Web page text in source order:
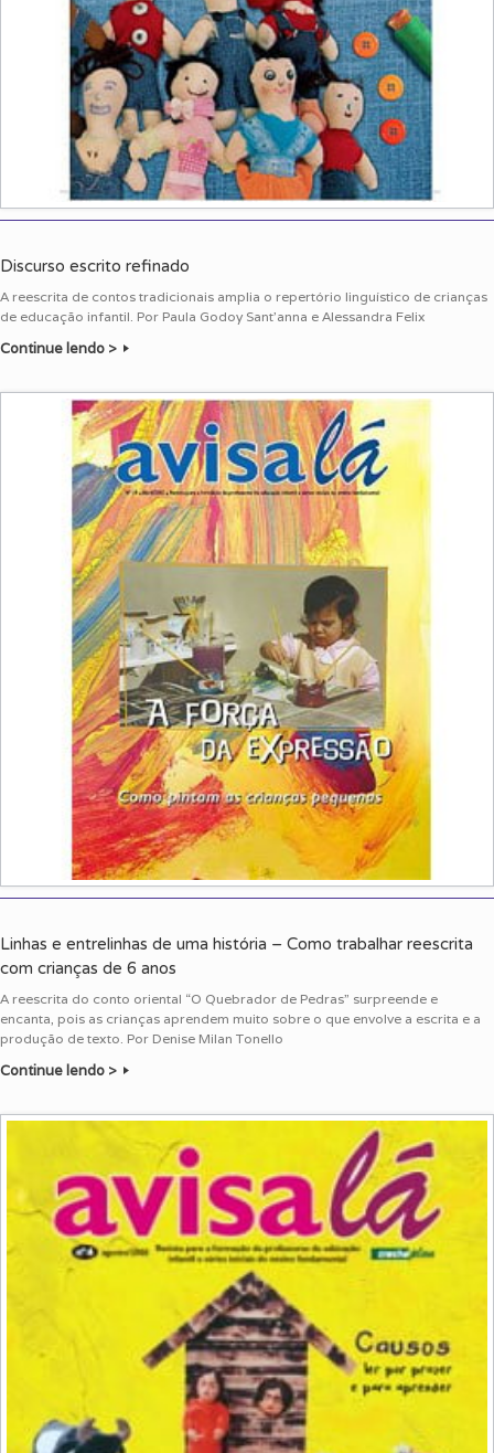
Discurso escrito refinado
A reescrita de contos tradicionais amplia o repertório linguístico de crianças
de educação infantil. Por Paula Godoy Sant’anna e Alessandra Felix
Continue lendo >
Linhas e entrelinhas de uma história – Como trabalhar reescrita
com crianças de 6 anos
A reescrita do conto oriental “O Quebrador de Pedras” surpreende e
encanta, pois as crianças aprendem muito sobre o que envolve a escrita e a
produção de texto. Por Denise Milan Tonello
Continue lendo >